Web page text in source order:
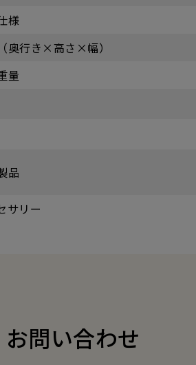
様
奥行き×高さ×幅）
量
品
サリー
お問い合わせ